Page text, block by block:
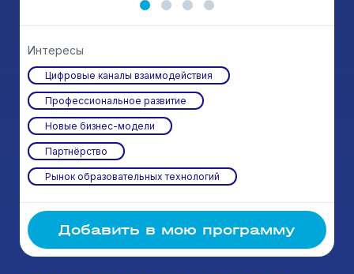
Интересы
Цифровые каналы взаимодействия
Профессиональное развитие
Новые бизнес-модели
Партнёрство
Рынок образовательных технологий
Добавить в мою программу